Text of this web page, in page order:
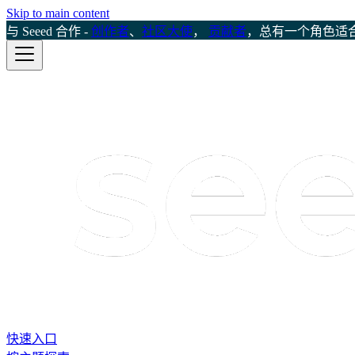
Skip to main content
与 Seeed 合作 - 创作者、 社区大使， 贡献者，总有一个角色适
快速入口